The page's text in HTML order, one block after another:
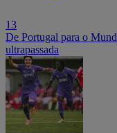
13
De Portugal para o
ultrapassada